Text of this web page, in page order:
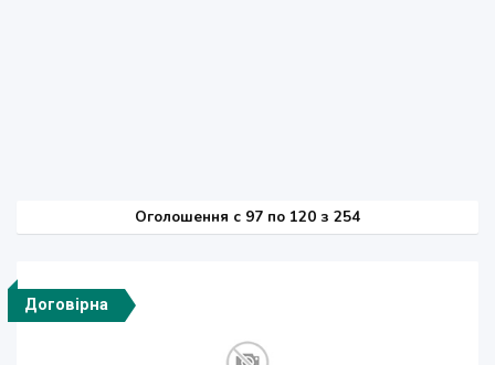
Оголошення c 97 по 120 з 254
Договірна